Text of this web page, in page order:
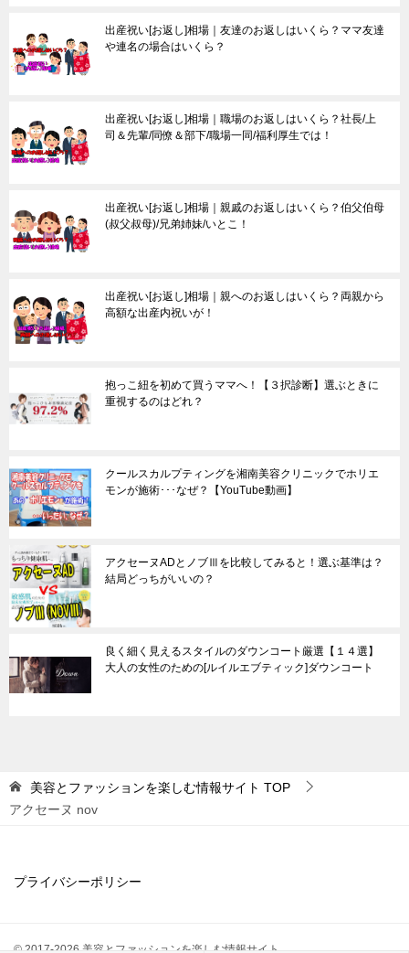
出産祝い[お返し]相場｜友達のお返しはいくら？ママ友達
や連名の場合はいくら？
出産祝い[お返し]相場｜職場のお返しはいくら？社長/上
司＆先輩/同僚＆部下/職場一同/福利厚生では！
出産祝い[お返し]相場｜親戚のお返しはいくら？伯父伯母
(叔父叔母)/兄弟姉妹/いとこ！
出産祝い[お返し]相場｜親へのお返しはいくら？両親から
高額な出産内祝いが！
抱っこ紐を初めて買うママへ！【３択診断】選ぶときに
重視するのはどれ？
クールスカルプティングを湘南美容クリニックでホリエ
モンが施術･･･なぜ？【YouTube動画】
アクセーヌADとノブⅢを比較してみると！選ぶ基準は？
結局どっちがいいの？
良く細く見えるスタイルのダウンコート厳選【１４選】
大人の女性のための[ルイルエブティック]ダウンコート
美容とファッションを楽しむ情報サイト TOP
アクセーヌ nov
プライバシーポリシー
© 2017-2026 美容とファッションを楽しむ情報サイト